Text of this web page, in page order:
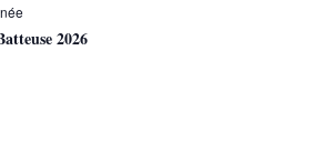
2026